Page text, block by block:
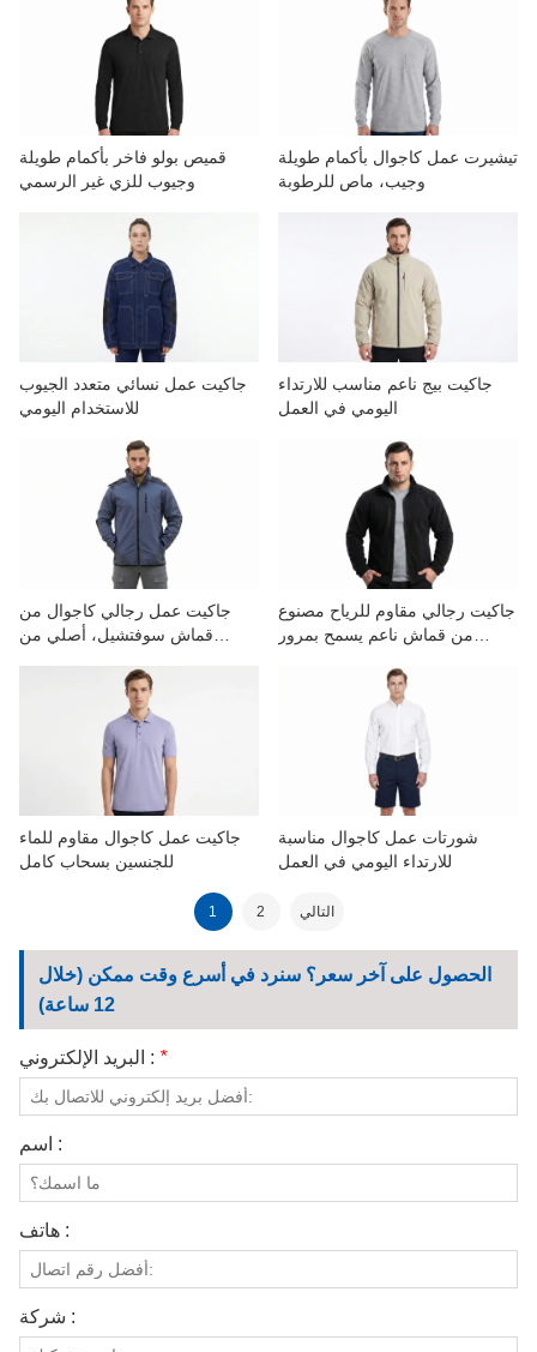
قميص بولو فاخر بأكمام طويلة
وجيوب للزي غير الرسمي
تيشيرت عمل كاجوال بأكمام طويلة
وجيب، ماص للرطوبة
جاكيت عمل نسائي متعدد الجيوب
للاستخدام اليومي
جاكيت بيج ناعم مناسب للارتداء
اليومي في العمل
جاكيت عمل رجالي كاجوال من
قماش سوفتشيل، أصلي من
جاكيت رجالي مقاوم للرياح مصنوع
من قماش ناعم يسمح بمرور
جاكيت عمل كاجوال مقاوم للماء
للجنسين بسحاب كامل
شورتات عمل كاجوال مناسبة
للارتداء اليومي في العمل
1 2 التالي
الحصول على آخر سعر؟ سنرد في أسرع وقت ممكن (خلال
12 ساعة)
البريد الإلكتروني : *
اسم :
هاتف :
شركة :